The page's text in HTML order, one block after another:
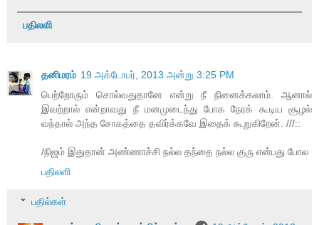
பதிலளி
தனிமரம் 19 அக்டோபர், 2013 அன்று 3:25 PM
பெற்றோரும் சொல்வதுதானே என்று நீ நினைக்கலாம். ஆனால்
இவற்றால் என்றாவது நீ மனமுடைந்து போக நேரக் கூடிய சூழல்
வந்தால் அந்த சோகத்தை தவிர்க்கவே இதைக் கூறுகிறேன். ///::
/நிஜம் இதுதான் அண்ணாச்சி நல்ல தந்தை நல்ல குரு என்பது போல
பதிலளி
பதில்கள்